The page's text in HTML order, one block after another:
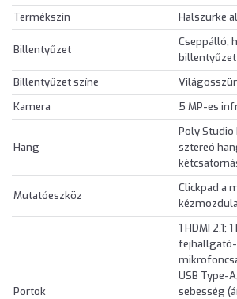
Termékszín
Halszürke
Billentyűzet
Cseppálló,
billentyűzet
Billentyűzet színe
Kamera
5 MP-es
Hang
Poly Studio
sztereó
Mutatóeszköz
Clickpad a
Portok
1 HDMI 2.1;
fejhallgató-
USB Type-
sebesség